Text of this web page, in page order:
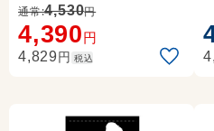
通常:4,530円
4,390円
4,829円 税込